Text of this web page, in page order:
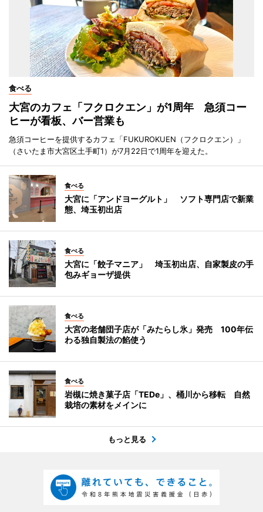
食べる
大宮のカフェ「フクロクエン」が1周年 急須コー
ヒーが看板、バー営業も
急須コーヒーを提供するカフェ「FUKUROKUEN（フクロクエン）」
（さいたま市大宮区土手町1）が7月22日で1周年を迎えた。
食べる
大宮に「アンドヨーグルト」 ソフト専門店で新業
態、埼玉初出店
食べる
大宮に「餃子マニア」 埼玉初出店、自家製皮の手
包みギョーザ提供
食べる
大宮の老舗団子店が「みたらし氷」発売 100年伝
わる独自製法の餡使う
食べる
岩槻に焼き菓子店「TEDe」、桶川から移転 自然
栽培の素材をメインに
もっと見る